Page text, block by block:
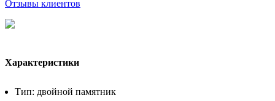
Отзывы клиентов
Характеристики
Тип: двойной памятник